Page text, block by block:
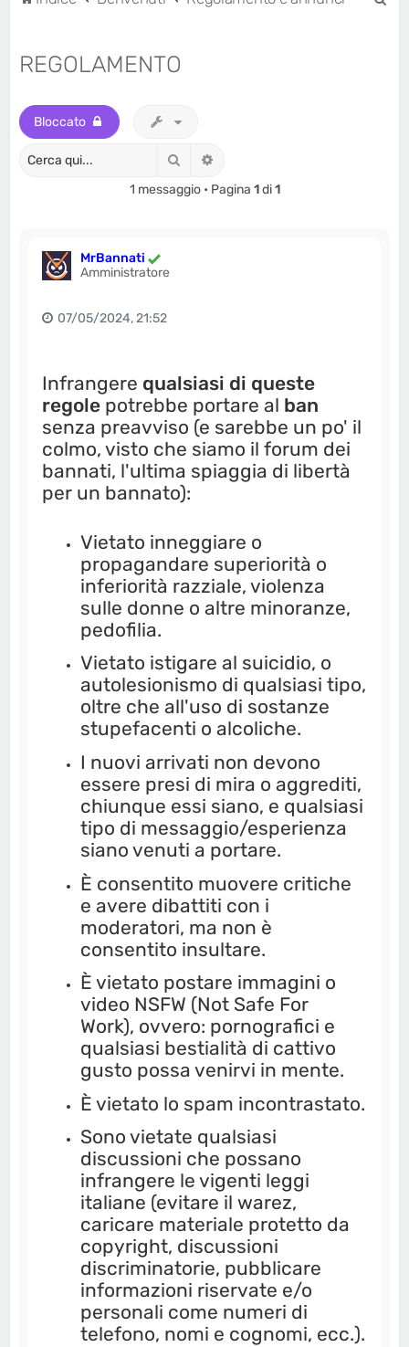
REGOLAMENTO
Bloccato
Cerca
1 messaggio • Pagina 1di1
MrBannati
Amministratore
07/05/2024, 21:52
Infrangere qualsiasi di queste
regole potrebbe portare al ban
senza preavviso (e sarebbe un po' il
colmo, visto che siamo il forum dei
bannati, l'ultima spiaggia di libertà
per un bannato):
Vietato inneggiare o
propagandare superiorità o
inferiorità razziale, violenza
sulle donne o altre minoranze,
pedofilia.
Vietato istigare al suicidio, o
autolesionismo di qualsiasi tipo,
oltre che all'uso di sostanze
stupefacenti o alcoliche.
I nuovi arrivati non devono
essere presi di mira o aggrediti,
chiunque essi siano, e qualsiasi
tipo di messaggio/esperienza
siano venuti a portare.
È consentito muovere critiche
e avere dibattiti con i
moderatori, ma non è
consentito insultare.
È vietato postare immagini o
video NSFW (Not Safe For
Work), ovvero: pornografici e
qualsiasi bestialità di cattivo
gusto possa venirvi in mente.
È vietato lo spam incontrastato.
Sono vietate qualsiasi
discussioni che possano
infrangere le vigenti leggi
italiane (evitare il warez,
caricare materiale protetto da
copyright, discussioni
discriminatorie, pubblicare
informazioni riservate e/o
personali come numeri di
telefono, nomi e cognomi, ecc.).